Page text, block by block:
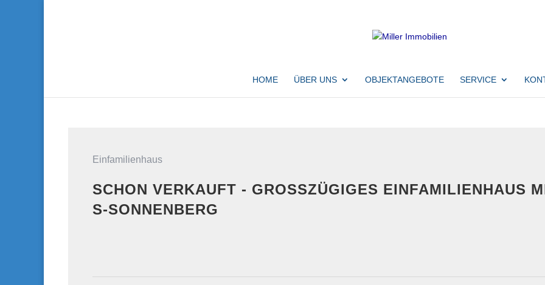
HOME ÜBER UNS OBJEKTANGEBOTE SERVICE
Einfamilienhaus
SCHON VERKAUFT - GROSSZÜGIGES EINFAMILIENHAUS
-SONNENBERG